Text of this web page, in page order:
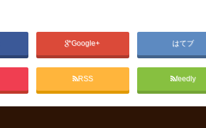
Google+ はてブ
RSS feedly